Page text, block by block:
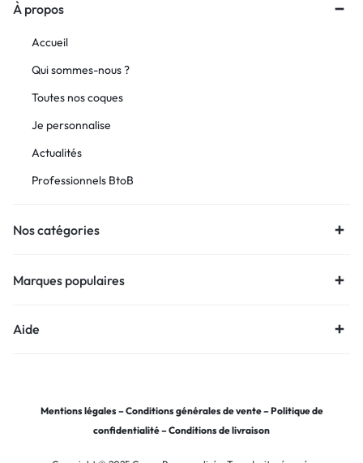
À propos
Accueil
Qui sommes-nous ?
Toutes nos coques
Je personnalise
Actualités
Professionnels BtoB
Nos catégories
Marques populaires
Aide
Mentions légales –Conditions générales de vente–Politique de
confidentialité–Conditions de livraison